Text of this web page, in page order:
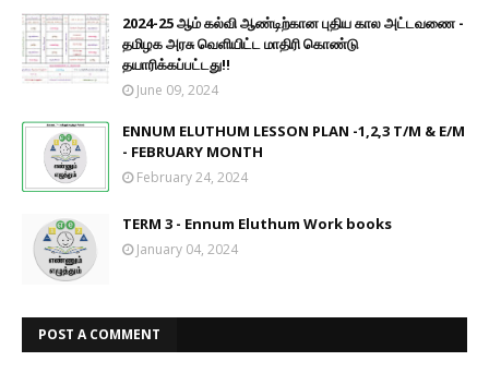
2024-25 ஆம் கல்வி ஆண்டிற்கான புதிய கால அட்டவணை -
தமிழக அரசு வெளியிட்ட மாதிரி கொண்டு
தயாரிக்கப்பட்டது!!
June 09, 2024
ENNUM ELUTHUM LESSON PLAN -1,2,3 T/M & E/M
- FEBRUARY MONTH
February 24, 2024
TERM 3 - Ennum Eluthum Work books
January 04, 2024
POST A COMMENT